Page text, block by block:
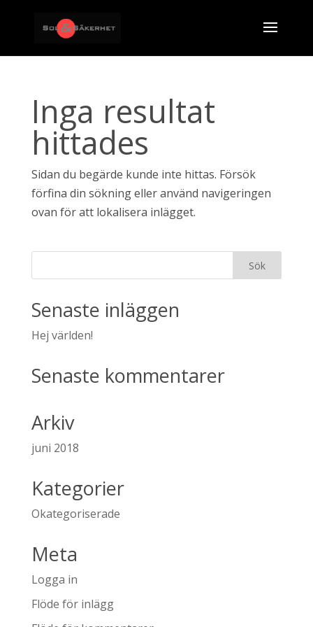
Inga resultat
hittades
Sidan du begärde kunde inte hittas. Försök
förfina din sökning eller använd navigeringen
ovan för att lokalisera inlägget.
Senaste inläggen
Hej världen!
Senaste kommentarer
Arkiv
juni 2018
Kategorier
Okategoriserade
Meta
Logga in
Flöde för inlägg